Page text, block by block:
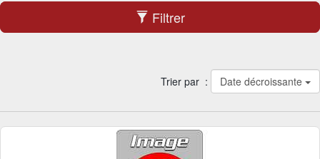
Filtrer
Trier par : Date décroissante